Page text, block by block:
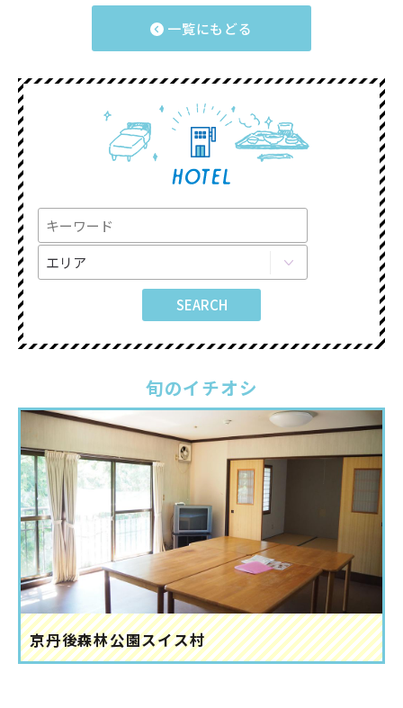
一覧にもどる
旬のイチオシ
京丹後森林公園スイス村